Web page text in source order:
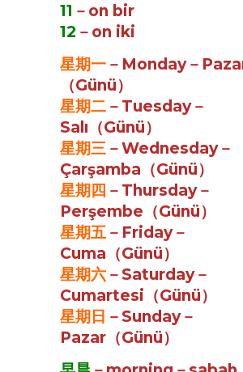
11 －on bir
12 －on iki
星期一 －Monday－
（Günü）
星期二 －Tuesday－
Salı（Günü）
星期三 －Wednesday－
Çarşamba（Günü）
星期四 －Thursday－
Perşembe（Günü）
星期五 －Friday－
Cuma（Günü）
星期六 －Saturday－
Cumartesi（Günü）
星期日 －Sunday－
Pazar（Günü）